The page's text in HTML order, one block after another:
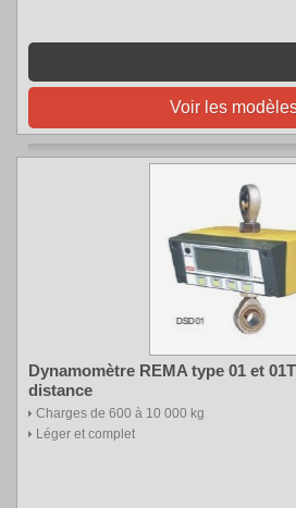
Voir les
Dynamomètre REMA type 01 et
distance
Charges de 600 à 10 000 kg
Léger et complet